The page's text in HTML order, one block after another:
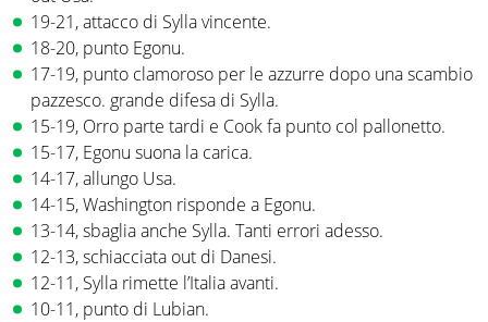
19-21, attacco di Sylla vincente.
18-20, punto Egonu.
17-19, punto clamoroso per le azzurre dopo una scambio
pazzesco. grande difesa di Sylla.
15-19, Orro parte tardi e Cook fa punto col pallonetto.
15-17, Egonu suona la carica.
14-17, allungo Usa.
14-15, Washington risponde a Egonu.
13-14, sbaglia anche Sylla. Tanti errori adesso.
12-13, schiacciata out di Danesi.
12-11, Sylla rimette l’Italia avanti.
10-11, punto di Lubian.